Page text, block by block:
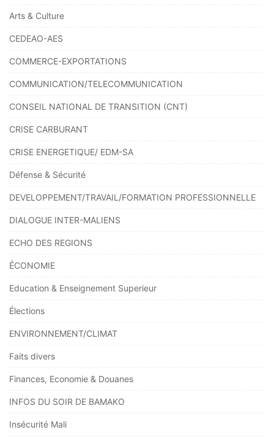
Arts & Culture
CEDEAO-AES
COMMERCE-EXPORTATIONS
COMMUNICATION/TELECOMMUNICATION
CONSEIL NATIONAL DE TRANSITION (CNT)
CRISE CARBURANT
CRISE ENERGETIQUE/ EDM-SA
Défense & Sécurité
DEVELOPPEMENT/TRAVAIL/FORMATION PROFESSIONNELLE
DIALOGUE INTER-MALIENS
ECHO DES REGIONS
ÉCONOMIE
Education & Enseignement Superieur
Élections
ENVIRONNEMENT/CLIMAT
Faits divers
Finances, Economie & Douanes
INFOS DU SOIR DE BAMAKO
Insécurité Mali